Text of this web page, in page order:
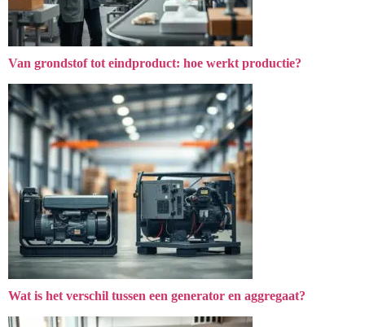
Van grondstof tot eindproduct: hoe werkt productie?
Wat is het verschil tussen een generator en aggregaat?